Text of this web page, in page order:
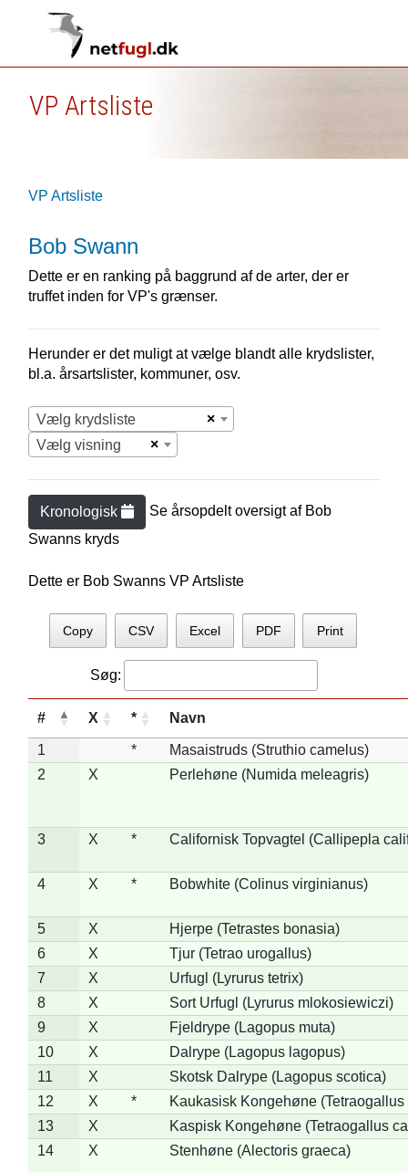
VP Artsliste
VP Artsliste
Bob Swann
Dette er en ranking på baggrund af de arter, der er
truffet inden for VP's grænser.
Herunder er det muligt at vælge blandt alle krydslister,
bl.a. årsartslister, kommuner, osv.
×
Vælg krydsliste
×
Vælg visning
Kronologisk Se årsopdelt oversigt af Bob
Swanns kryds
Dette er Bob Swanns VP Artsliste
Copy CSV Excel PDF Print
Søg:
# X * Navn
1 *
Masaistruds (Struthio camelus)
2
X Perlehøne (Numida meleagris)
3 X * Californisk Topvagtel (Callipepla
4 X * Bobwhite (Colinus virginianus)
5 X
Hjerpe (Tetrastes bonasia)
6
X
Tjur (Tetrao urogallus)
7
X
Urfugl (Lyrurus tetrix)
8
X
Sort Urfugl (Lyrurus mlokosiewiczi)
9
X
Fjeldrype (Lagopus muta)
10
X
Dalrype (Lagopus lagopus)
11
X
Skotsk Dalrype (Lagopus scotica)
12
X *
Kaukasisk Kongehøne
13
X
Kaspisk Kongehøne (Tetraogallus
14
X Stenhøne (Alectoris graeca)